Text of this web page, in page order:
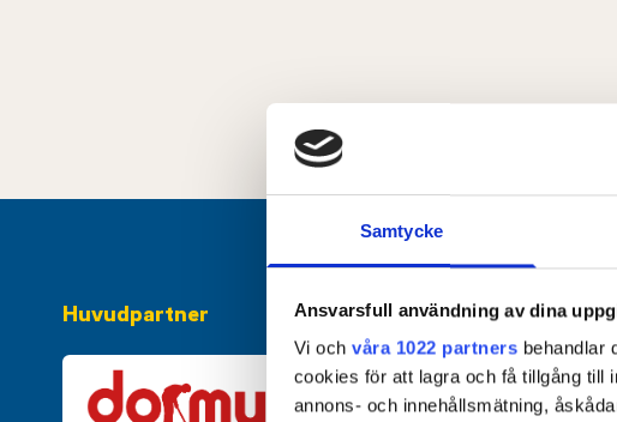
Samtycke
Ansvarsfull användning av dina
Vi och våra 1022 partners behandlar
cookies för att lagra och få tillgång till
annons- och innehållsmätning,
Huvudpartner